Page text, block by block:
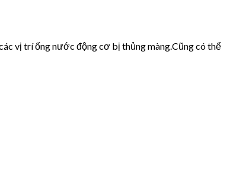
vị trí ống nước động cơ bị thủng màng.Cũng có thể